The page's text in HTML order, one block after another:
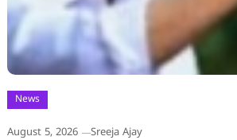
News
August 5, 2026 Sreeja Ajay